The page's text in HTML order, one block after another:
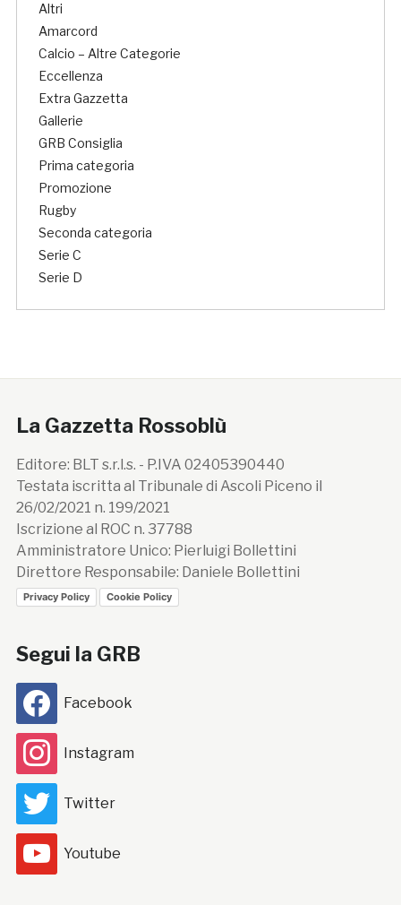
Altri
Amarcord
Calcio – Altre Categorie
Eccellenza
Extra Gazzetta
Gallerie
GRB Consiglia
Prima categoria
Promozione
Rugby
Seconda categoria
Serie C
Serie D
La Gazzetta Rossoblù
Editore: BLT s.r.l.s. - P.IVA 02405390440
Testata iscritta al Tribunale di Ascoli Piceno il
26/02/2021 n. 199/2021
Iscrizione al ROC n. 37788
Amministratore Unico: Pierluigi Bollettini
Direttore Responsabile: Daniele Bollettini
Privacy Policy Cookie Policy
Segui la GRB
Facebook
Instagram
Twitter
Youtube